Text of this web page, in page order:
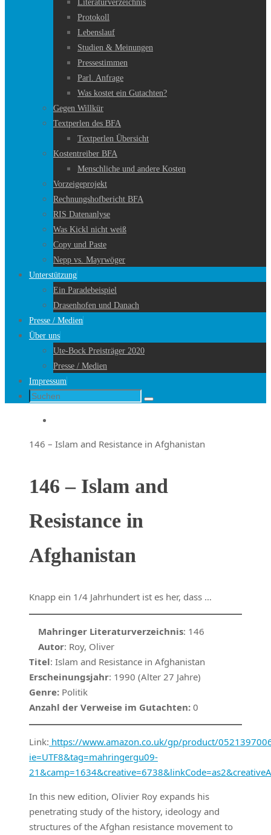
Literaturverzeichnis
Protokoll
Lebenslauf
Studien & Meinungen
Pressestimmen
Parl. Anfrage
Was kostet ein Gutachten?
Gegen Willkür
Textperlen des BFA
Textperlen Übersicht
Kostentreiber BFA
Menschliche und andere Kosten
Vorzeigeprojekt
Rechnungshofbericht BFA
RIS Datenanlyse
Was Kickl nicht weiß
Copy und Paste
Nepp vs. Mayrwöger
Unterstützung
Ein Paradebeispiel
Drasenhofen und Danach
Presse / Medien
Über uns
Ute-Bock Preisträger 2020
Presse / Medien
Impressum
Suche
Suchen
Startseite
146 – Islam and Resistance in Afghanistan
146 – Islam and
Resistance in
Afghanistan
Knapp ein 1/4 Jahrhundert ist es her, dass …
Mahringer Literaturverzeichnis: 146
Autor: Roy, Oliver
Titel: Islam and Resistance in Afghanistan
Erscheinungsjahr: 1990 (Alter 27 Jahre)
Genre: Politik
Anzahl der Verweise im Gutachten: 0
Link: https://www.amazon.co.uk/gp/product/
ie=UTF8&tag=mahringergu09-
In this new edition, Olivier Roy expands his
penetrating study of the history, ideology and
structures of the Afghan resistance movement to